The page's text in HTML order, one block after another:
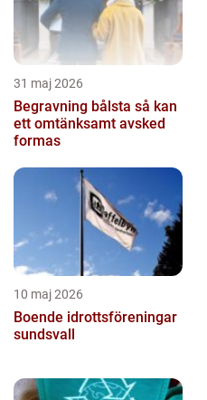
31 maj 2026
Begravning bålsta så kan
ett omtänksamt avsked
formas
10 maj 2026
Boende idrottsföreningar
sundsvall